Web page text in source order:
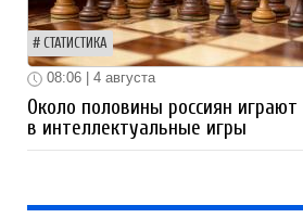
СТАТИСТИКА
08:06 | 4 августа
Около половины россиян играют
в интеллектуальные игры